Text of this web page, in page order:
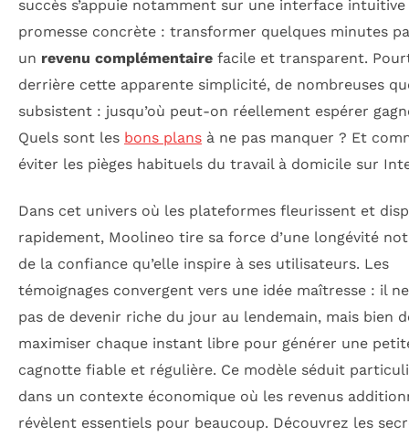
succès s’appuie notamment sur une interface
promesse concrète : transformer quelques minutes
un revenu complémentaire facile et transparent.
derrière cette apparente simplicité, de nombreuses
subsistent : jusqu’où peut-on réellement espérer
Quels sont les bons plans à ne pas manquer ? Et
éviter les pièges habituels du travail à domicile sur
Dans cet univers où les plateformes fleurissent et
rapidement, Moolineo tire sa force d’une longévité
de la confiance qu’elle inspire à ses utilisateurs. Les
témoignages convergent vers une idée maîtresse : il ne
pas de devenir riche du jour au lendemain, mais bien
maximiser chaque instant libre pour générer une
cagnotte fiable et régulière. Ce modèle séduit
dans un contexte économique où les revenus
révèlent essentiels pour beaucoup. Découvrez les